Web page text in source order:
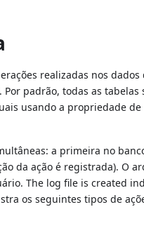
realizadas nos
padrão, todas as tabelas
usando a propriedade
a primeira no
da ação é registrada). O
The log file is created
os seguintes tipos de